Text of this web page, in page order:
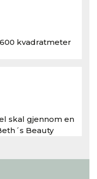
kvadratmeter
skal gjennom en
Beauty